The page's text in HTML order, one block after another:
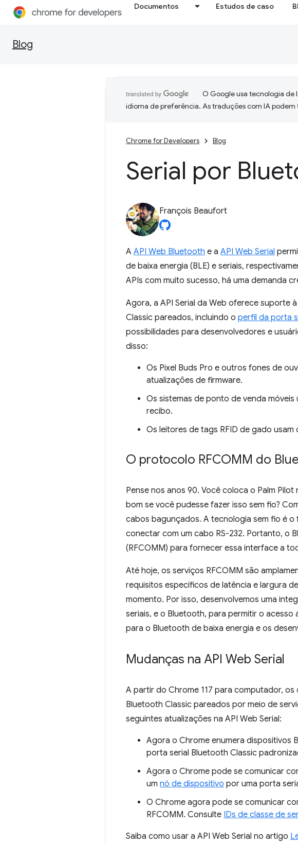
Documentos Estudos de caso
Blog
O Google usa tecnologia de
idioma de preferência. As traduções com IA podem
Chrome for Developers Blog
Serial por
François Beaufort
A API Web Bluetooth e a API Web Serial
de baixa energia (BLE) e seriais,
APIs com muito sucesso, há uma demanda
Agora, a API Serial da Web oferece suporte
Classic pareados, incluindo o perfil da porta
possibilidades para desenvolvedores e
disso:
Os Pixel Buds Pro e outros fones de
atualizações de firmware.
Os sistemas de ponto de venda
recibo.
Os leitores de tags RFID de gado
O protocolo RFCOMM do
Pense nos anos 90. Você coloca o Palm
bom se você pudesse fazer isso sem fio?
cabos bagunçados. A tecnologia sem fio é
conectar com um cabo RS-232. Portanto, o
(RFCOMM) para fornecer essa interface a
Até hoje, os serviços RFCOMM são
requisitos específicos de latência e largura
momento. Por isso, desenvolvemos uma
seriais, e o Bluetooth, para permitir o
para o Bluetooth de baixa energia e os
Mudanças na API Web Serial
A partir do Chrome 117 para computador,
Bluetooth Classic pareados por meio de
seguintes atualizações na API Web Serial:
Agora o Chrome enumera dispositivos
porta serial Bluetooth Classic
Agora o Chrome pode se comunicar
um nó de dispositivo por uma porta
O Chrome agora pode se comunicar
RFCOMM. Consulte IDs de classe de
Saiba como usar a API Web Serial no artigo